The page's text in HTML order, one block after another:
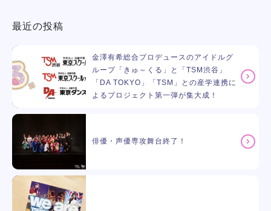
最近の投稿
金澤有希総合プロデュースのアイドルグ
ループ「きゅ～くる」と「TSM渋谷」
「DA TOKYO」「TSM」との産学連携に
よるプロジェクト第一弾が集大成！
俳優・声優専攻舞台終了！